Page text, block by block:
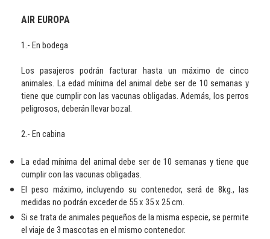
AIR EUROPA
1.- En bodega
Los pasajeros podrán facturar hasta un máximo de cinco
animales. La edad mínima del animal debe ser de 10 semanas y
tiene que cumplir con las vacunas obligadas. Además, los perros
peligrosos, deberán llevar bozal.
2.- En cabina
La edad mínima del animal debe ser de 10 semanas y tiene que
cumplir con las vacunas obligadas.
El peso máximo, incluyendo su contenedor, será de 8kg., las
medidas no podrán exceder de 55 x 35 x 25 cm.
Si se trata de animales pequeños de la misma especie, se permite
el viaje de 3 mascotas en el mismo contenedor.